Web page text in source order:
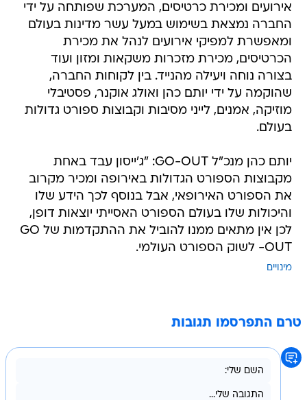
אירועים ומכירת כרטיסים, המערכת שפותחה על ידי
החברה נמצאת בשימוש במעל עשר מדינות בעולם
ומאפשרת למפיקי אירועים לנהל את מכירת
הכרטיסים, מכירת מזכרות משקאות ומזון ועוד
בצורה נוחה ויעילה מהנייד. בין לקוחות החברה,
שהוקמה על ידי יותם כהן ואולג אוקנר, פסטיבלי
מוזיקה, אמנים, לייני מסיבות וקבוצות ספורט גדולות
בעולם.
יותם כהן מנכ"ל GO-OUT: "ג'ייסון עבד באחת
מקבוצות הספורט הגדולות באירופה ומכיר מקרוב
את הספורט האירופאי, אבל בנוסף לכך הידע שלו
והיכולות שלו בעולם הספורט האסייתי יוצאות דופן,
לכן אין מתאים ממנו להוביל את ההתקדמות של GO
-OUT לשוק הספורט העולמי.
מינויים
טרם התפרסמו תגובות